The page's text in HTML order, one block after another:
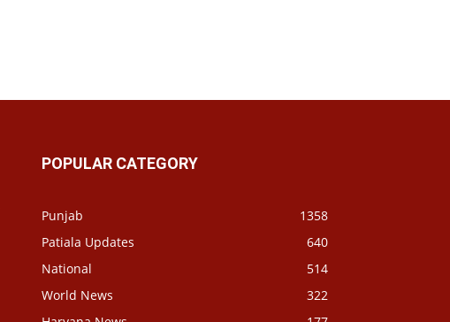
POPULAR CATEGORY
Punjab
1358
Patiala Updates
640
National
514
World News
322